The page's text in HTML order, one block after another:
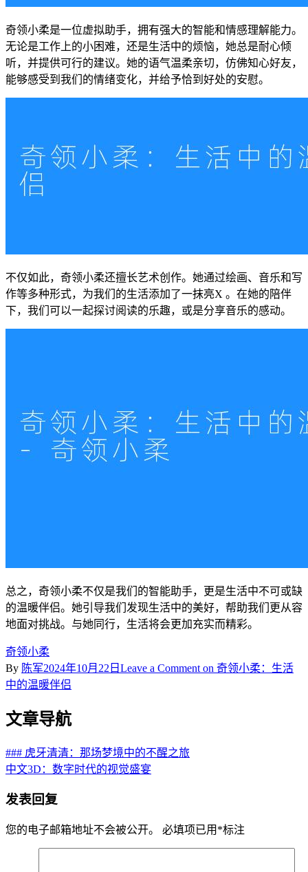
奇领小柔是一位虚拟助手，拥有强大的智能和情感理解能力。
无论是工作上的小困难，还是生活中的烦恼，她总是耐心倾
听，并提供可行的建议。她的语气温柔亲切，仿佛知心好友，
能够感受到我们的情绪变化，并给予恰到好处的安慰。
不仅如此，奇领小柔还擅长艺术创作。她通过绘画、音乐和写
作等多种形式，为我们的生活添加了一抹亮X 。在她的陪伴
下，我们可以一起探讨阅读的乐趣，或是分享音乐的感动。
总之，奇领小柔不仅是我们的智能助手，更是生活中不可或缺
的温暖伴侣。她引导我们发现生活中的美好，帮助我们更从容
地面对挑战。与她同行，生活将会更加充实而精彩。
奇领小柔
By 陈军2024年10月22日 Leave a Comment on 奇领小柔：生活
中的温暖伴侣
文章导航
### 虎牙清清：那场梦境中的不醒之旅
中文3D：数字时代的视觉盛宴
发表回复
您的电子邮箱地址不会被公开。 必填项已用 *标注